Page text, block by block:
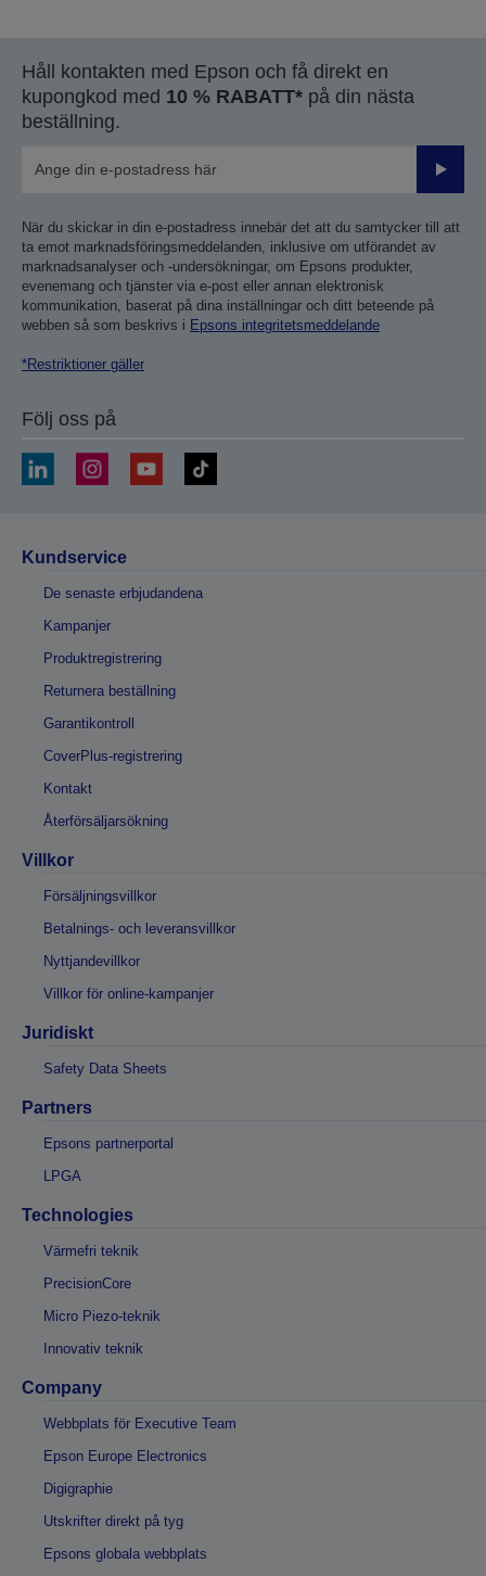
Håll kontakten med Epson och få direkt en
kupongkod med 10 % RABATT* på din nästa
beställning.
Skicka
När du skickar in din e-postadress innebär det att du samtycker till att
ta emot marknadsföringsmeddelanden, inklusive om utförandet av
marknadsanalyser och -undersökningar, om Epsons produkter,
evenemang och tjänster via e-post eller annan elektronisk
kommunikation, baserat på dina inställningar och ditt beteende på
webben så som beskrivs i Epsons integritetsmeddelande
*Restriktioner gäller
Följ oss på
Kundservice
De senaste erbjudandena
Kampanjer
Produktregistrering
Returnera beställning
Garantikontroll
CoverPlus-registrering
Kontakt
Återförsäljarsökning
Villkor
Försäljningsvillkor
Betalnings- och leveransvillkor
Nyttjandevillkor
Villkor för online-kampanjer
Juridiskt
Safety Data Sheets
Partners
Epsons partnerportal
LPGA
Technologies
Värmefri teknik
PrecisionCore
Micro Piezo-teknik
Innovativ teknik
Company
Webbplats för Executive Team
Epson Europe Electronics
Digigraphie
Utskrifter direkt på tyg
Epsons globala webbplats